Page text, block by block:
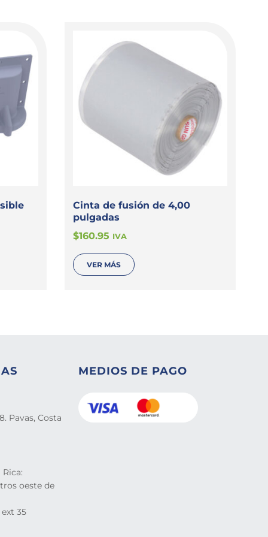
Cinta de fusión de 4,00
pulgadas
$160.95 IVA
VER MÁS
Pavas, Costa
oeste de
35
MEDIOS DE PAGO